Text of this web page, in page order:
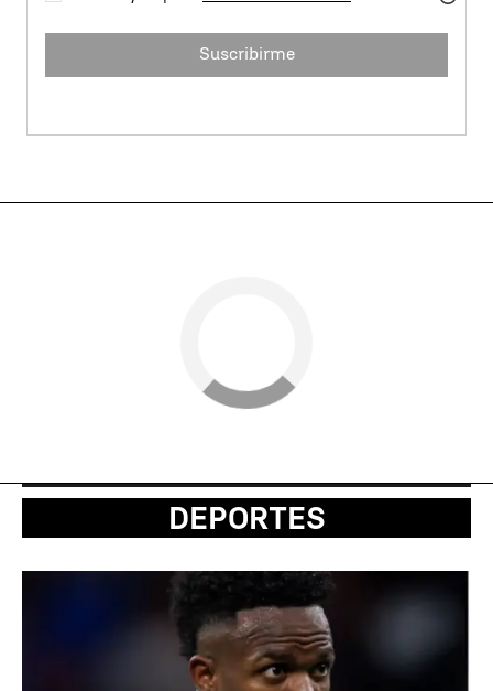
Suscribirme
DEPORTES